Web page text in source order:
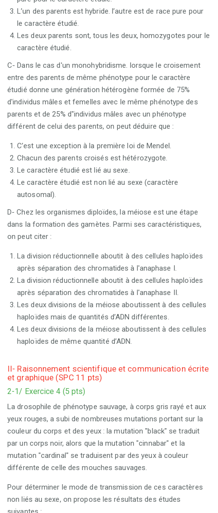
L’un des parents est hybride. l’autre est de race pure pour
le caractère étudié.
Les deux parents sont, tous les deux, homozygotes pour le
caractère étudié.
C- Dans le cas d'un monohybridisme. lorsque le croisement
entre des parents de même phénotype pour le caractère
étudié donne une génération hétérogène formée de 75%
d'individus mâles et femelles avec le même phénotype des
parents et de 25% d"individus mâles avec un phénotype
différent de celui des parents, on peut déduire que :
C’est une exception à la première loi de Mendel.
Chacun des parents croisés est hétérozygote.
Le caractère étudié est lié au sexe.
Le caractère étudié est non lié au sexe (caractère
autosomal).
D- Chez les organismes diploïdes, la méiose est une étape
dans la formation des gamètes. Parmi ses caractéristiques,
on peut citer :
La division réductionnelle aboutit à des cellules haploïdes
après séparation des chromatides à l'anaphase I.
La division réductionnelle aboutit à des cellules haploïdes
après séparation des chromatides à l'anaphase II.
Les deux divisions de la méiose aboutissent à des cellules
haploïdes mais de quantités d’ADN différentes.
Les deux divisions de la méiose aboutissent à des cellules
haploïdes de même quantité d’ADN.
II- Raisonnement scientifique et communication écrite
et graphique (SPC 11 pts)
2-1/ Exercice 4 (5 pts)
La drosophile de phénotype sauvage, à corps gris rayé et aux
yeux rouges, a subi de nombreuses mutations portant sur la
couleur du corps et des yeux : la mutation "black" se traduit
par un corps noir, alors que la mutation "cinnabar" et la
mutation "cardinal" se traduisent par des yeux à couleur
différente de celle des mouches sauvages.
Pour déterminer le mode de transmission de ces caractères
non liés au sexe, on propose les résultats des études